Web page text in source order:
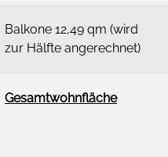
Balkone 12,49 qm (wird
zur Hälfte angerechnet)
Gesamtwohnfläche